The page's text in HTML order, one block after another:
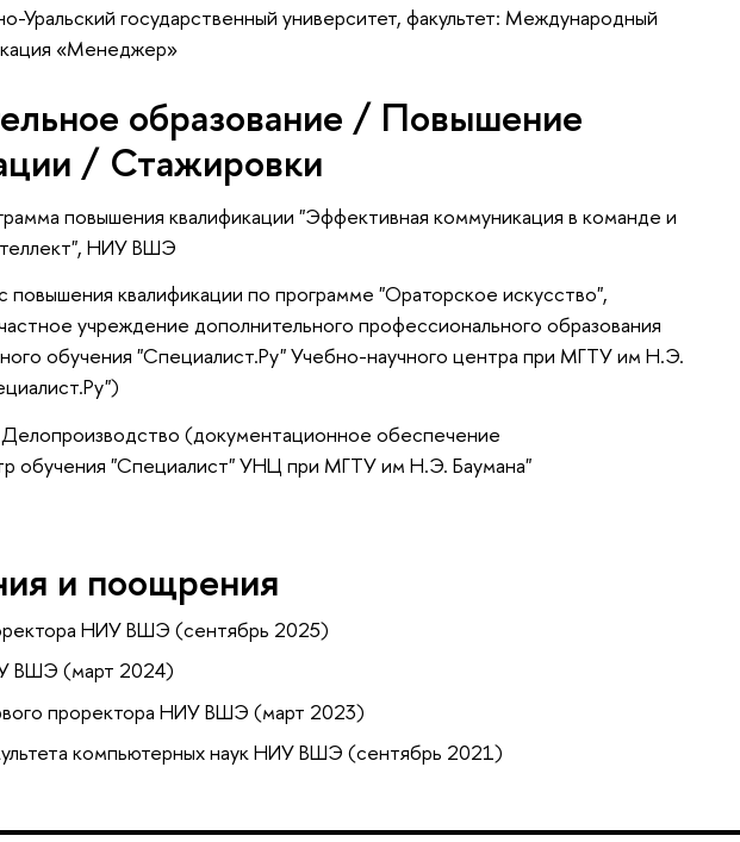
Уральский государственный университет, факультет: Международный
«Менеджер»
образование / Повышение
/ Стажировки
повышения квалификации "Эффективная коммуникация в команде и
НИУ ВШЭ
повышения квалификации по программе "Ораторское искусство",
учреждение дополнительного профессионального образования
обучения "Специалист.Ру" Учебно-научного центра при МГТУ им Н.Э.
(документационное обеспечение
обучения "Специалист" УНЦ при МГТУ им Н.Э. Баумана"
и поощрения
НИУ ВШЭ (сентябрь 2025)
ВШЭ (март 2024)
проректора НИУ ВШЭ (март 2023)
компьютерных наук НИУ ВШЭ (сентябрь 2021)